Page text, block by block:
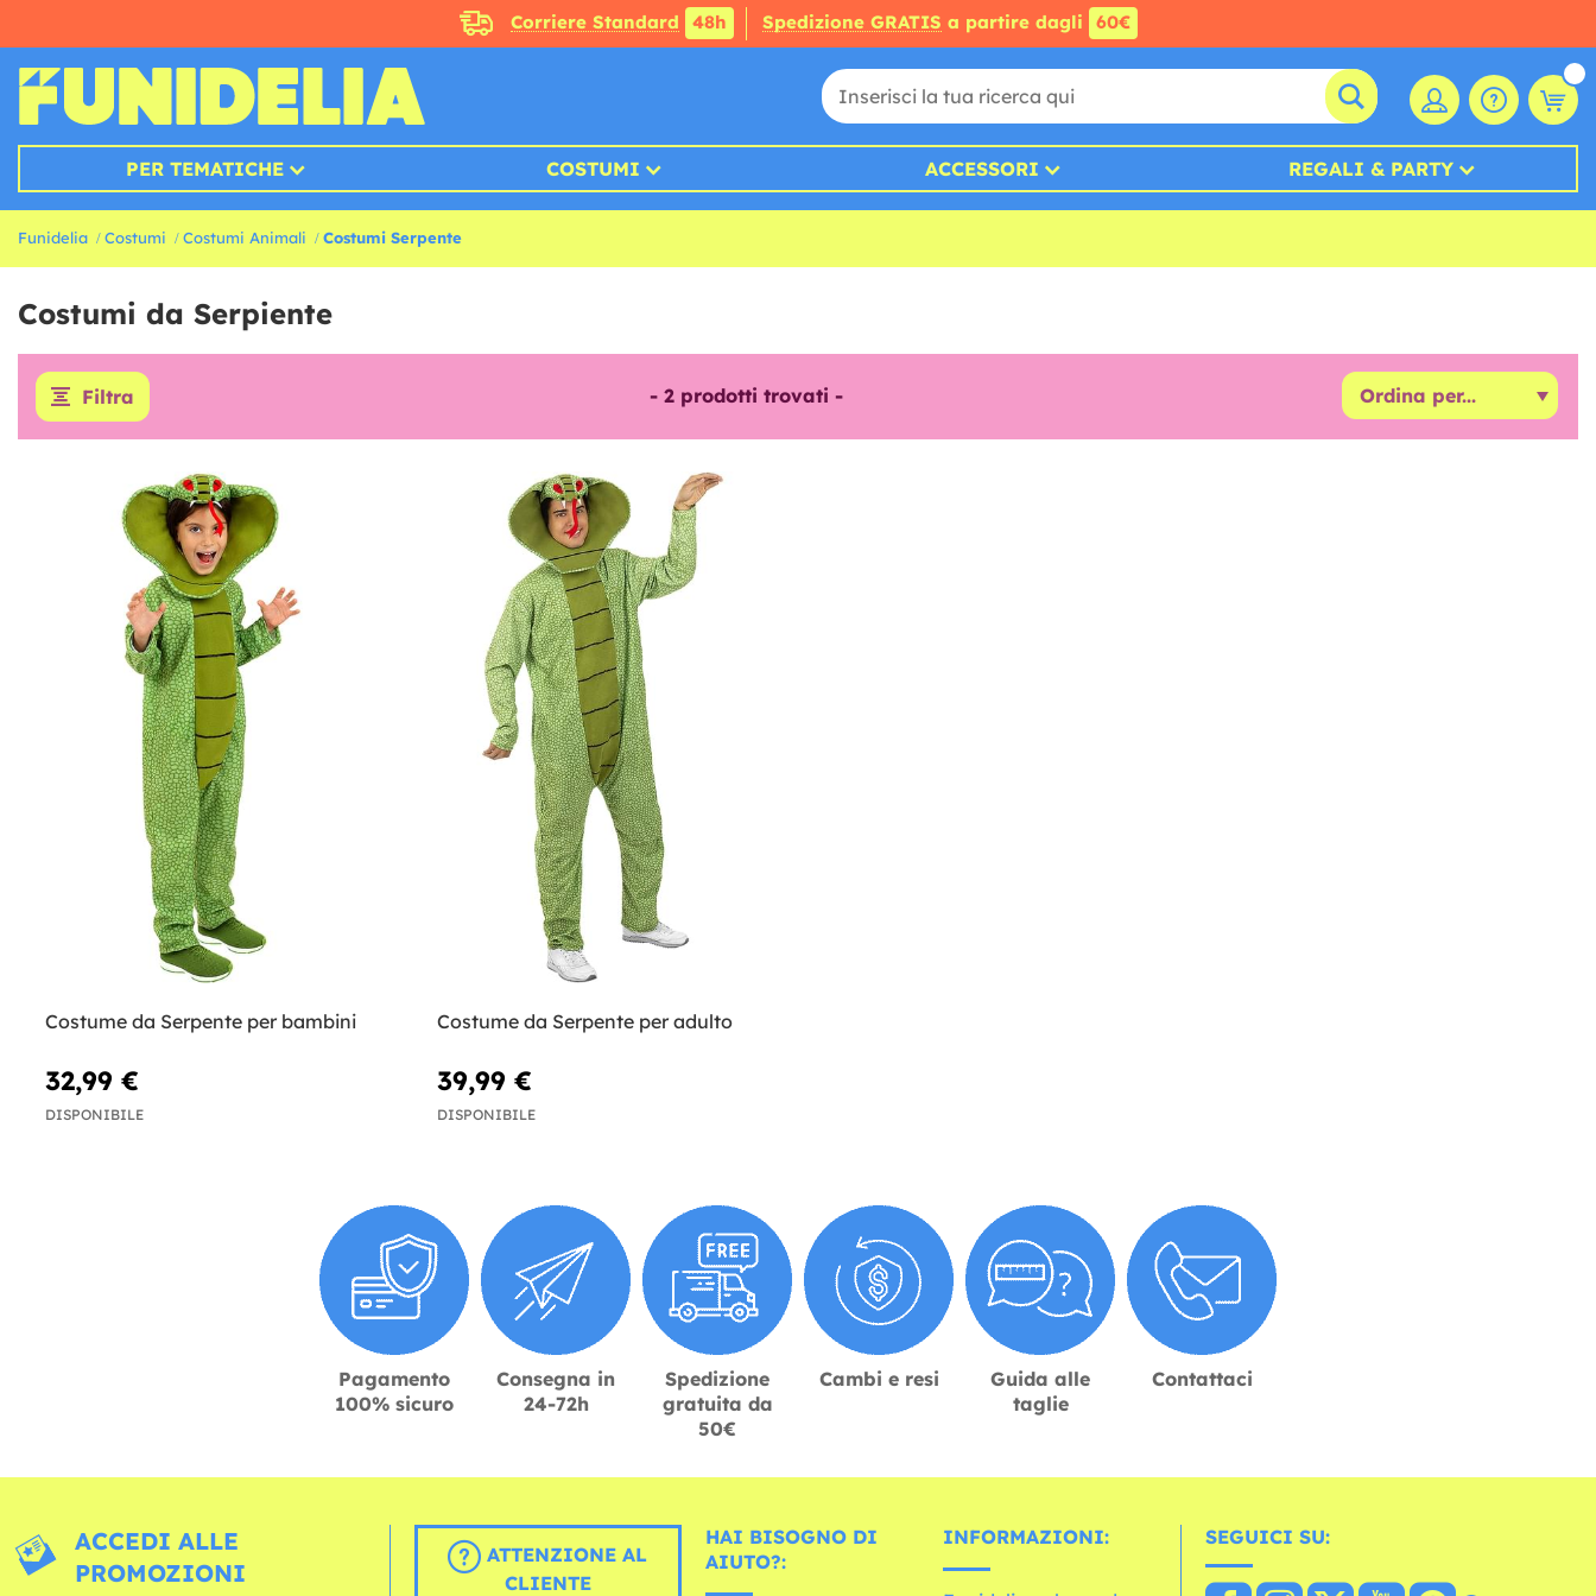
Corriere Standard 48h Spedizione GRATIS a partire dagli 60€
PER TEMATICHE COSTUMI ACCESSORI REGALI & PARTY
Funidelia Costumi Costumi Animali Costumi Serpente
Costumi da Serpiente
Filtra - 2prodotti trovati -
Costume da Serpente per bambini
32,99 €
DISPONIBILE
Costume da Serpente per adulto
39,99 €
DISPONIBILE
Pagamento
100% sicuro
Consegna in
24-72h
Spedizione
gratuita da
50€
Cambi e resi
Guida alle
taglie
Contattaci
ACCEDI ALLE
PROMOZIONI
ATTENZIONE AL
CLIENTE
HAI BISOGNO DI
AIUTO?:
INFORMAZIONI: SEGUICI SU: